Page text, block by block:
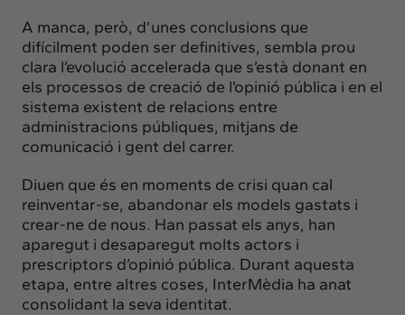
A manca, però, d’unes conclusions que
difícilment poden ser definitives, sembla prou
clara l’evolució accelerada que s’està donant en
els processos de creació de l’opinió pública i en el
sistema existent de relacions entre
administracions públiques, mitjans de
comunicació i gent del carrer.
Diuen que és en moments de crisi quan cal
reinventar-se, abandonar els models gastats i
crear-ne de nous. Han passat els anys, han
aparegut i desaparegut molts actors i
prescriptors d’opinió pública. Durant aquesta
etapa, entre altres coses, InterMèdia ha anat
consolidant la seva identitat.